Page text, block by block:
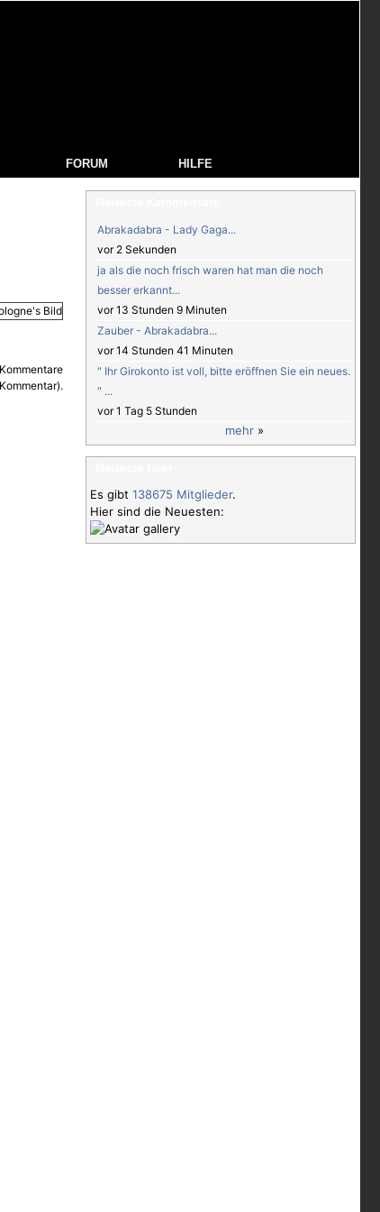
FORUM HILFE
Abrakadabra - Lady Gaga...
vor 2 Sekunden
ja als die noch frisch waren hat man die noch
besser erkannt...
vor 13 Stunden 9 Minuten
Zauber - Abrakadabra...
vor 14 Stunden 41 Minuten
" Ihr Girokonto ist voll, bitte eröffnen Sie ein neues.
" ...
vor 1 Tag 5 Stunden
mehr »
Es gibt 138675 Mitglieder.
Hier sind die Neuesten: